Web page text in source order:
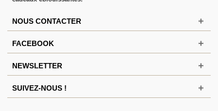
NOUS CONTACTER
FACEBOOK
NEWSLETTER
SUIVEZ-NOUS !